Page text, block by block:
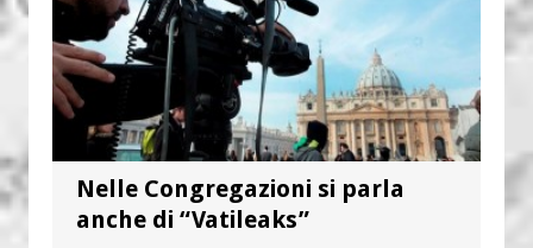
Nelle Congregazioni si parla
anche di “Vatileaks”